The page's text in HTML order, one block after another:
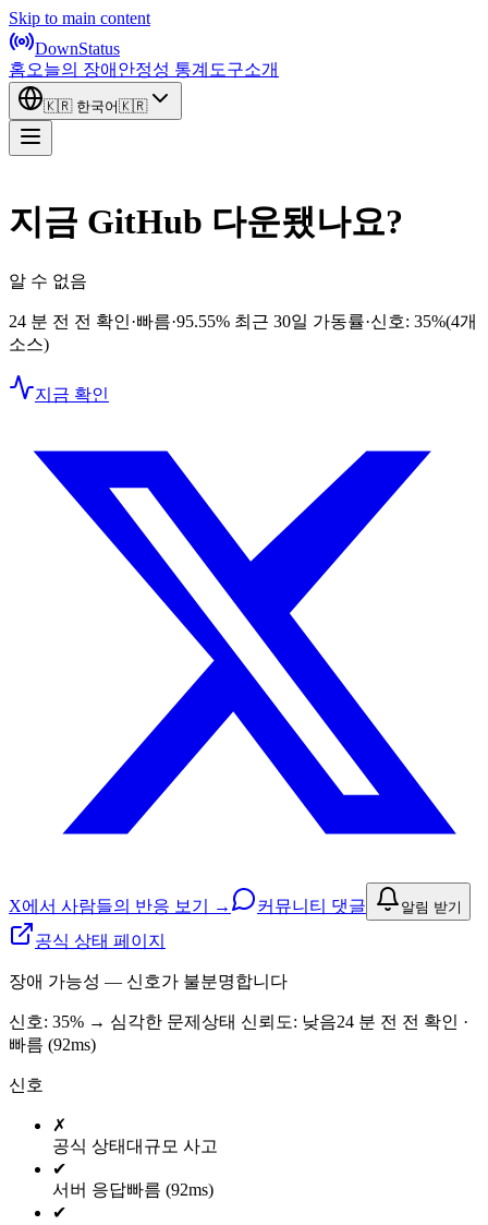
Skip to main content
DownStatus
홈오늘의 장애 안정성 통계 도구소개
🇰🇷 한국어🇰🇷
지금 GitHub 다운됐나요?
알 수 없음
24 분 전 전 확인·빠름·95.55% 최근 30일 가동률·신호: 35%(4개
소스)
지금 확인
X에서 사람들의 반응 보기 → 커뮤니티 댓글 알림 받기
공식 상태 페이지
장애 가능성 — 신호가 불분명합니다
신호: 35% → 심각한 문제 상태 신뢰도: 낮음24 분 전 전 확인 ·
빠름 (92ms)
신호
✗
공식 상태대규모 사고
✔
서버 응답빠름 (92ms)
✔